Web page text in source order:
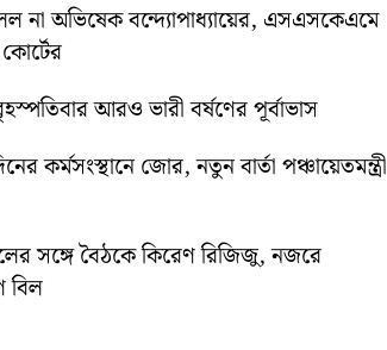
না অভিষেক বন্দ্যোপাধ্যায়ের, এসএসকেএমে
আরও ভারী বর্ষণের পূর্বাভাস
কর্মসংস্থানে জোর, নতুন বার্তা পঞ্চায়েতমন্ত্রী
সঙ্গে বৈঠকে কিরেণ রিজিজু, নজরে
বিল